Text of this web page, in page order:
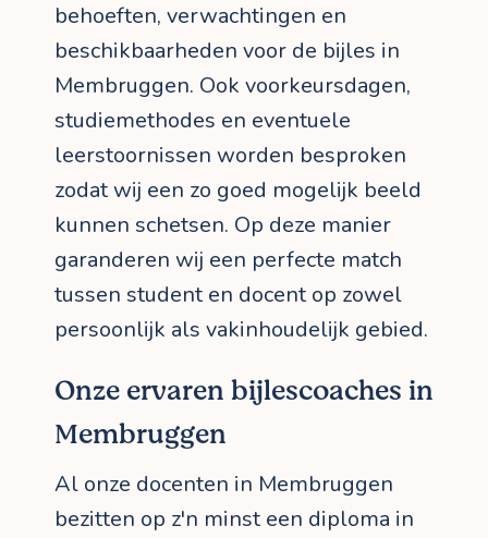
behoeften, verwachtingen en
beschikbaarheden voor de bijles in
Membruggen. Ook voorkeursdagen,
studiemethodes en eventuele
leerstoornissen worden besproken
zodat wij een zo goed mogelijk beeld
kunnen schetsen. Op deze manier
garanderen wij een perfecte match
tussen student en docent op zowel
persoonlijk als vakinhoudelijk gebied.
Onze ervaren bijlescoaches in
Membruggen
Al onze docenten in Membruggen
bezitten op z'n minst een diploma in